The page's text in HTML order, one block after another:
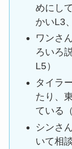
めにし
かいL3
ワンさ
ろいろ
L5）
タイラ
たり、
ている
シンさ
いて相